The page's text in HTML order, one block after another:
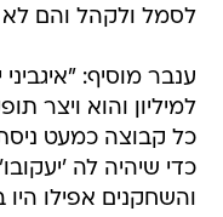
לסמל ולקהל והם
ענבר מוסיף:
למיליון והוא ויצר
כל קבוצה כמעט
כדי שיהיה לה
והשחקנים אפילו